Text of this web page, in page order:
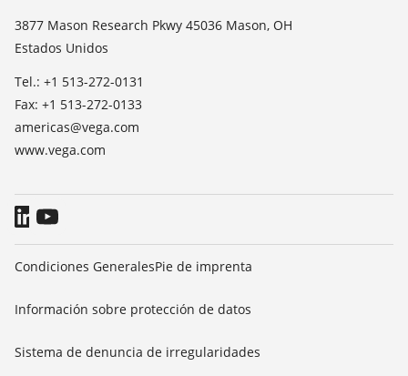
TeamViewer
Notícias
Prensa
Blog
3877 Mason Research Pkwy 45036 Mason, OH
Estados Unidos
Tel.: +1 513-272-0131
Fax: +1 513-272-0133
americas@vega.com
www.vega.com
Condiciones GeneralesPie de imprenta
Información sobre protección de datos
Sistema de denuncia de irregularidades